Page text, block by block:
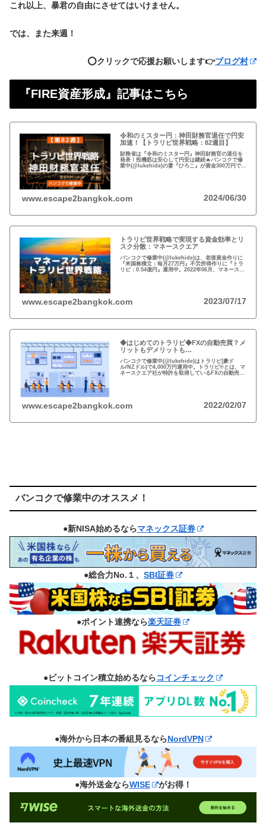
これ以上、暴君の自由にさせてはいけません。
では、また来週！
⭕️クリックで応援お願いします👉ブログ村
『FIRE資産形成』記事はこちら
令和のミスター円：神田財務官退任で円安
加速！【トラリピ世界戦略：82週目】
財務省は『令和のミスター円』神田財務官の退任を
発表！投機筋は安心して円安は継続🔥バンコクで修
業中(@lukehide)の妻『ひろこ』が資金300万円で
www.escape2bangkok.com 2024/06/30
トラリピ世界戦略で実現する資金効率とリ
スク分散：マネースクエア
バンコクで修業中(@lukehide)は、老後資金作りに
『米国株積立：毎月27万円』不労所得作りに『トラ
リピ：0.54億円』運用中。2022年06月、マネースク
www.escape2bangkok.com 2023/07/17
◆はじめてのトラリピ◆FXの自動売買？メ
リットもデメリットも…
バンコクで修業中(@lukehide)はトラリピ(豪ド
ル/NZドル)で4,000万円運用中。トラリピ®とは、マ
ネースクエア社が特許を取得しているFXの自動売買
www.escape2bangkok.com 2022/02/07
バンコクで修業中のオススメ！
●新NISA始めるならマネックス証券
●総合力No.１、 SBI証券
●ポイント連携なら楽天証券
●ビットコイン積立始めるならコインチェック
●海外から日本の番組見るならNordVPN
●海外送金ならWISE がお得！